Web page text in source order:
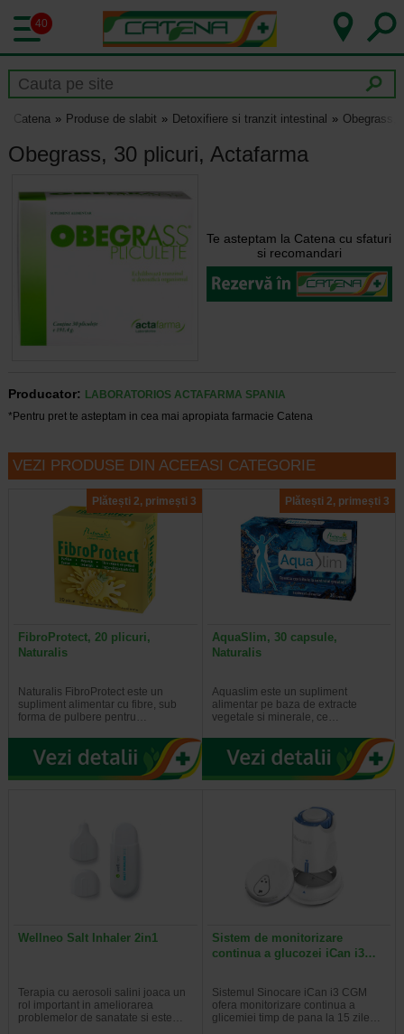
40
Catena Produse de slabit Detoxifiere si tranzit intestinal Obegrass,
Obegrass, 30 plicuri, Actafarma
Te asteptam la Catena cu sfaturi
si recomandari
Producator:
LABORATORIOS ACTAFARMA SPANIA
*Pentru pret te asteptam in cea mai apropiata farmacie Catena
VEZI PRODUSE DIN ACEEASI CATEGORIE
Plătești 2, primești 3
FibroProtect, 20 plicuri,
Naturalis
Naturalis FibroProtect este un
supliment alimentar cu fibre, sub
forma de pulbere pentru…
Plătești 2, primești 3
AquaSlim, 30 capsule,
Naturalis
Aquaslim este un supliment
alimentar pe baza de extracte
vegetale si minerale, ce…
Wellneo Salt Inhaler 2in1
Terapia cu aerosoli salini joaca un
rol important in ameliorarea
problemelor de sanatate si este…
Sistem de monitorizare
continua a glucozei iCan i3…
Sistemul Sinocare iCan i3 CGM
ofera monitorizare continua a
glicemiei timp de pana la 15 zile…